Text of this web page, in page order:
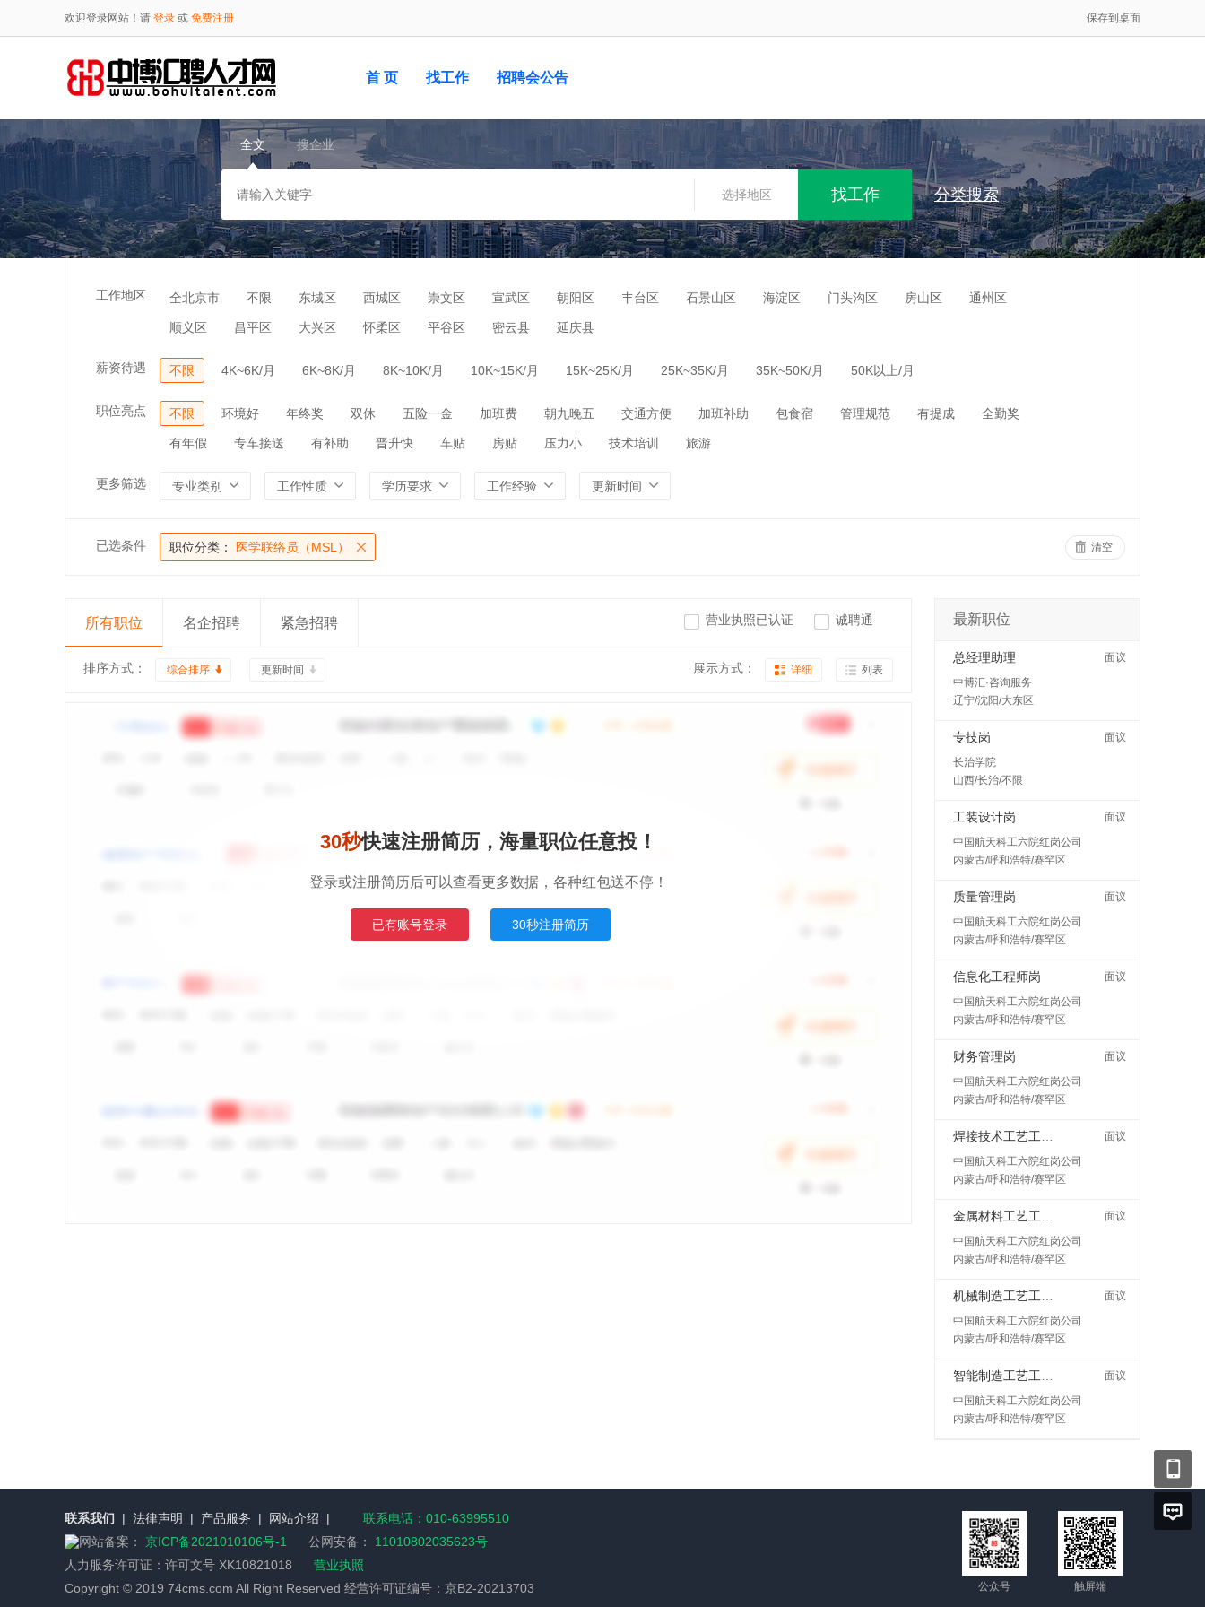
欢迎登录网站！请 登录 或 免费注册 保存到桌面
首 页 找工作 招聘会公告
全文 搜企业
选择地区 分类搜索
工作地区 全北京市 不限 东城区 西城区 崇文区 宣武区 朝阳区 丰台区 石景山区 海淀区 门头沟区 房山区 通州区
顺义区 昌平区 大兴区 怀柔区 平谷区 密云县 延庆县
薪资待遇 不限 4K~6K/月 6K~8K/月 8K~10K/月 10K~15K/月 15K~25K/月 25K~35K/月 35K~50K/月 50K以上/月
职位亮点 不限 环境好 年终奖 双休 五险一金 加班费 朝九晚五 交通方便 加班补助 包食宿 管理规范 有提成 全勤奖
有年假 专车接送 有补助 晋升快 车贴 房贴 压力小 技术培训 旅游
更多筛选 专业类别 工作性质 学历要求 工作经验 更新时间
已选条件 职位分类： 医学联络员（MSL） 清空
所有职位 名企招聘 紧急招聘 营业执照已认证 诚聘通
排序方式： 综合排序 更新时间 展示方式： 详细 列表
30秒快速注册简历，海量职位任意投！
登录或注册简历后可以查看更多数据，各种红包送不停！
已有账号登录 30秒注册简历
最新职位
总经理助理
面议
中博汇·咨询服务
辽宁/沈阳/大东区
专技岗
面议
长治学院
山西/长治/不限
工装设计岗
面议
中国航天科工六院红岗公司
内蒙古/呼和浩特/赛罕区
质量管理岗
面议
中国航天科工六院红岗公司
内蒙古/呼和浩特/赛罕区
信息化工程师岗
面议
中国航天科工六院红岗公司
内蒙古/呼和浩特/赛罕区
财务管理岗
面议
中国航天科工六院红岗公司
内蒙古/呼和浩特/赛罕区
面议
中国航天科工六院红岗公司
内蒙古/呼和浩特/赛罕区
面议
中国航天科工六院红岗公司
内蒙古/呼和浩特/赛罕区
面议
中国航天科工六院红岗公司
内蒙古/呼和浩特/赛罕区
面议
中国航天科工六院红岗公司
内蒙古/呼和浩特/赛罕区
联系我们 | 法律声明 | 产品服务 | 网站介绍 |
联系电话：010-63995510
网站备案： 京ICP备2021010106号-1 公网安备：
11010802035623号
人力服务许可证： 许可文号 XK10821018
营业执照
Copyright © 2019 74cms.com All Right Reserved 经营许可证编号：京B2-20213703
公众号 触屏端